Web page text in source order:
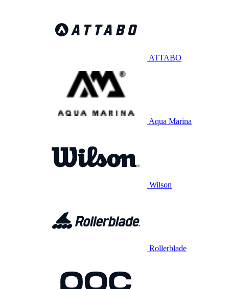
ATTABO
Aqua Marina
Wilson
Rollerblade